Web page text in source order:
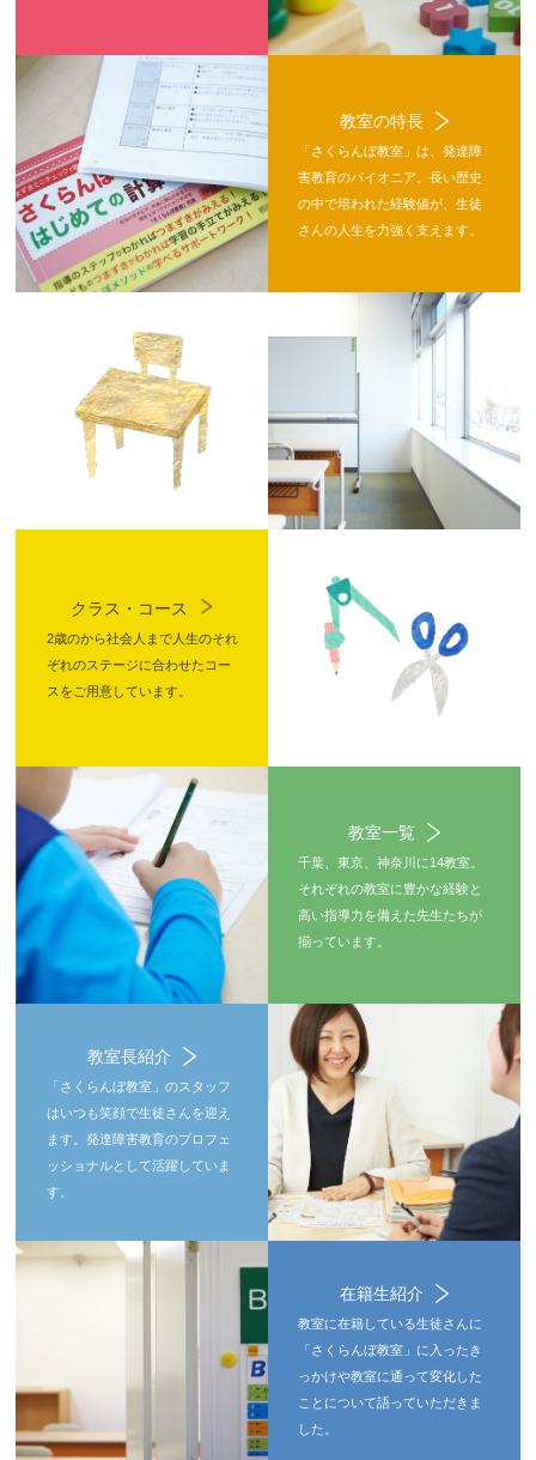
教室の特長
「さくらんぼ教室」は、発達障
害教育のパイオニア。長い歴史
の中で培われた経験値が、生徒
さんの人生を力強く支えます。
クラス・コース
2歳のから社会人まで人生のそれ
ぞれのステージに合わせたコー
スをご用意しています。
教室一覧
千葉、東京、神奈川に14教室。
それぞれの教室に豊かな経験と
高い指導力を備えた先生たちが
揃っています。
教室長紹介
「さくらんぼ教室」のスタッフ
はいつも笑顔で生徒さんを迎え
ます。発達障害教育のプロフェ
ッショナルとして活躍していま
す。
在籍生紹介
教室に在籍している生徒さんに
「さくらんぼ教室」に入ったき
っかけや教室に通って変化した
ことについて語っていただきま
した。